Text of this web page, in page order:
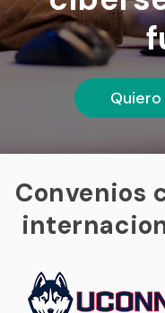
Convenios